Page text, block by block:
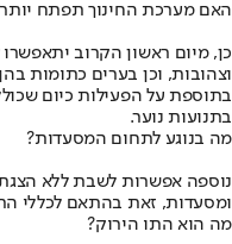
האם מערכת החינוך תפתח
כן, מיום ראשון הקרוב
בתוספת על הפעילות כיום
בתנועות נוער.
מה בנוגע לתחום המסעדות?
נוספה אפשרות לשבת ללא
ומסעדות, זאת בהתאם לכללי
מה הוא התו הירוק?